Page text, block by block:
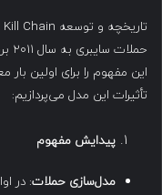
این مفهوم را برای اولین
تأثیرات این مدل می‌پردازیم:
پیدایش مفهوم
مدل‌سازی حملات